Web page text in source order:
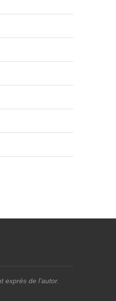
de l’autor.